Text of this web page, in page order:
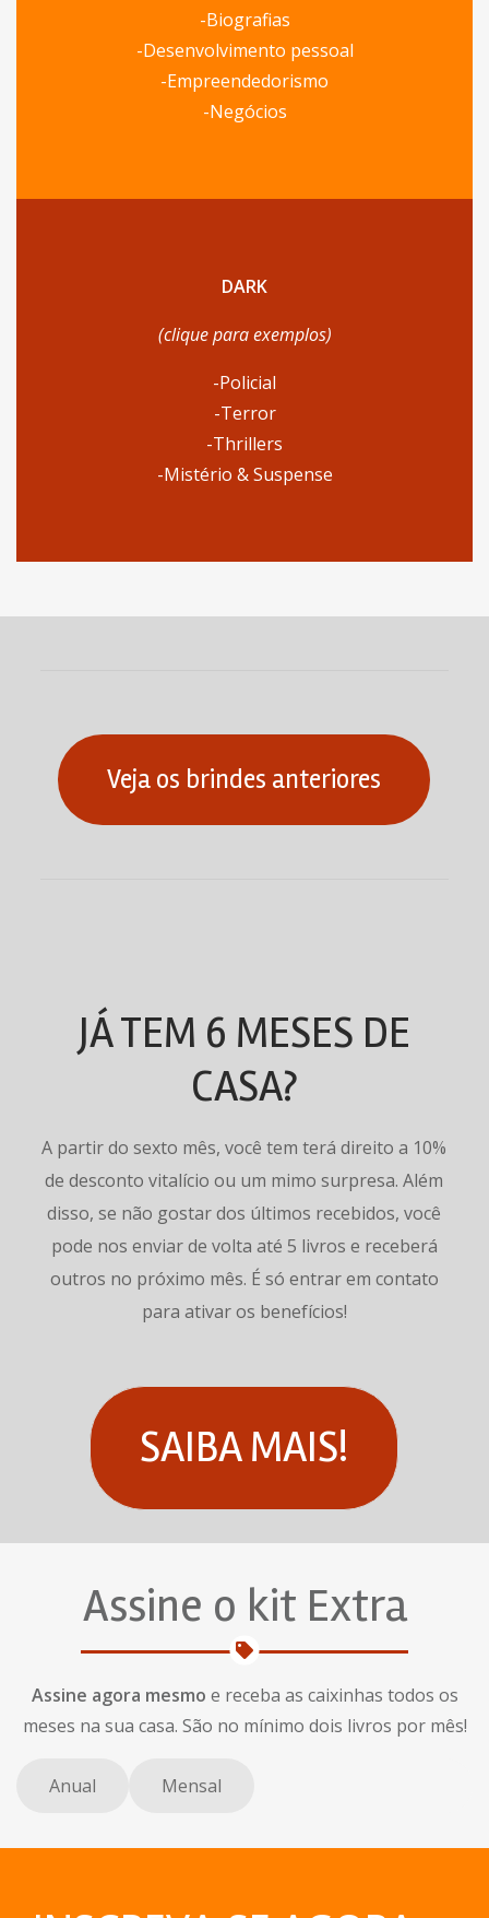
-Biografias
-Desenvolvimento pessoal
-Empreendedorismo
-Negócios
DARK
(clique para exemplos)
-Policial
-Terror
-Thrillers
-Mistério & Suspense
Veja os brindes anteriores
JÁ TEM 6 MESES DE
CASA?
A partir do sexto mês, você tem terá direito a 10%
de desconto vitalício ou um mimo surpresa. Além
disso, se não gostar dos últimos recebidos, você
pode nos enviar de volta até 5 livros e receberá
outros no próximo mês. É só entrar em contato
para ativar os benefícios!
SAIBA MAIS!
Assine o kit Extra
Assine agora mesmo e receba as caixinhas todos os
meses na sua casa. São no mínimo dois livros por mês!
Anual Mensal